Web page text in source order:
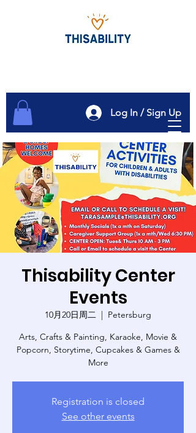
Log In / Sign Up
Thisability Center
Events
10月20日周二
  |
Petersburg
Arts, Crafts & Painting, Karaoke, Movie &
Popcorn, Storytime, Cupcakes & Games &
More
Registration is closed
See other events